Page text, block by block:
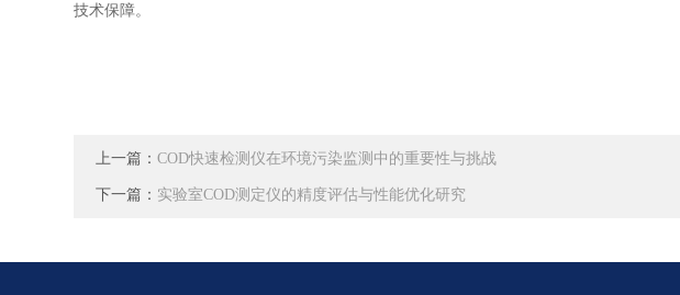
技术保障。
上一篇：COD快速检测仪在环境污染监测中的重要性与挑战
下一篇： 实验室COD测定仪的精度评估与性能优化研究